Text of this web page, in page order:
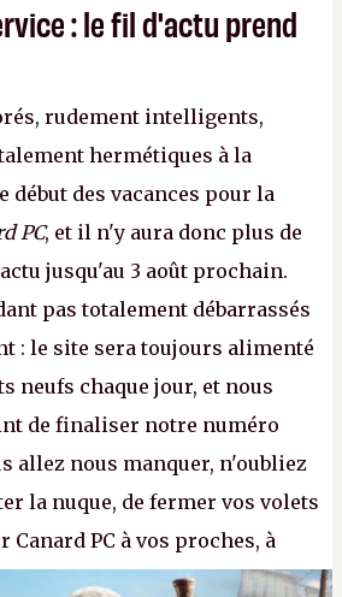
: le fil d'actu prend
rudement intelligents,
hermétiques à la
début des vacances pour la
PC, et il n'y aura donc plus de
jusqu'au 3 août prochain.
pas totalement débarrassés
: le site sera toujours alimenté
neufs chaque jour, et nous
de finaliser notre numéro
allez nous manquer, n'oubliez
la nuque, de fermer vos volets
Canard PC à vos proches, à
inconnus que vous croisez